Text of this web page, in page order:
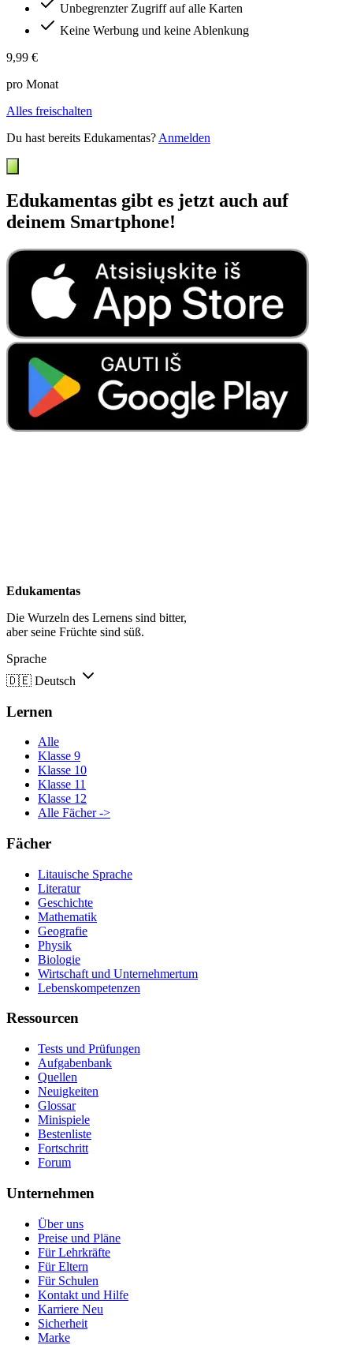
Unbegrenzter Zugriff auf alle Karten
Keine Werbung und keine Ablenkung
9,99 €
pro Monat
Alles freischalten
Du hast bereits Edukamentas? Anmelden
Edukamentas gibt es jetzt auch auf
deinem Smartphone!
Edukamentas
Die Wurzeln des Lernens sind bitter,
aber seine Früchte sind süß.
Sprache
🇩🇪 Deutsch
Lernen
Alle
Klasse 9
Klasse 10
Klasse 11
Klasse 12
Alle Fächer ->
Fächer
Litauische Sprache
Literatur
Geschichte
Mathematik
Geografie
Physik
Biologie
Wirtschaft und Unternehmertum
Lebenskompetenzen
Ressourcen
Tests und Prüfungen
Aufgabenbank
Quellen
Neuigkeiten
Glossar
Minispiele
Bestenliste
Fortschritt
Forum
Unternehmen
Über uns
Preise und Pläne
Für Lehrkräfte
Für Eltern
Für Schulen
Kontakt und Hilfe
Karriere Neu
Sicherheit
Marke